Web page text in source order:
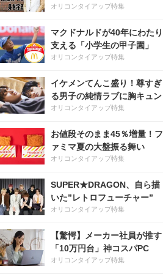
オリコンタイアップ特集
マクドナルドが40年にわたり
支える「小学生の甲子園」
オリコンタイアップ特集
イケメンてんこ盛り！尊すぎ
る男子の純情ラブに胸キュン
オリコンタイアップ特集
お値段そのまま45％増量！フ
ァミマ夏の大盤振る舞い
オリコンタイアップ特集
SUPER★DRAGON、自ら描
いた”レトロフューチャー”
オリコンタイアップ特集
【驚愕】メーカー社員が推す
「10万円台」神コスパPC
オリコンタイアップ特集